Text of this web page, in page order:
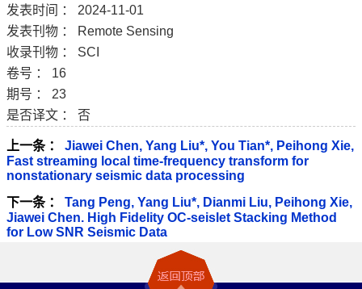
发表时间 ： 2024-11-01
发表刊物 ： Remote Sensing
收录刊物 ： SCI
卷号 ： 16
期号 ： 23
是否译文 ： 否
上一条 ： Jiawei Chen, Yang Liu*, You Tian*, Peihong Xie,
Fast streaming local time-frequency transform for
nonstationary seismic data processing
下一条 ： Tang Peng, Yang Liu*, Dianmi Liu, Peihong Xie,
Jiawei Chen. High Fidelity OC-seislet Stacking Method
for Low SNR Seismic Data